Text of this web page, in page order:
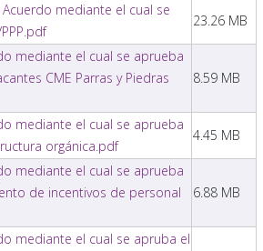
Acuerdo mediante el cual se
23.26 MB
mediante el cual se aprueba
CME Parras y Piedras
8.59 MB
mediante el cual se aprueba
orgánica.pdf
4.45 MB
mediante el cual se aprueba
de incentivos de personal
6.88 MB
mediante el cual se apruba el